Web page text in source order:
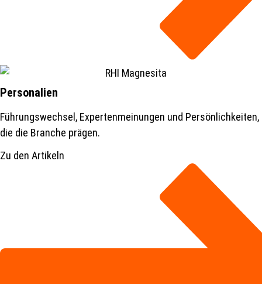
Personalien
Führungswechsel, Expertenmeinungen und Persönlichkeiten,
die die Branche prägen.
Zu den Artikeln